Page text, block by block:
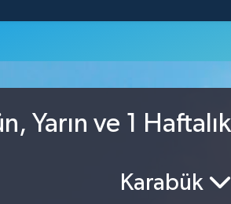
Yarın ve 1
Karabük